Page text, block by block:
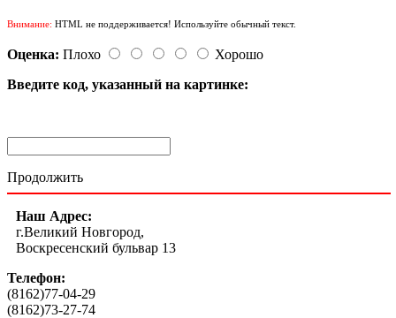
Внимание: HTML не поддерживается! Используйте обычный текст.
Оценка: Плохо
Хорошо
Введите код, указанный на картинке:
Продолжить
Наш Адрес:
г.Великий Новгород,
Воскресенский бульвар 13
Телефон:
(8162)77-04-29
(8162)73-27-74